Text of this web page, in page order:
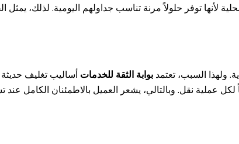
لأنها توفر حلولاً مرنة تناسب جداولهم اليومية. لذلك،
ولهذا السبب، تعتمد بوابة الثقة للخدمات أساليب تغليف
لكل عملية نقل. وبالتالي، يشعر العميل بالاطمئنان الكامل